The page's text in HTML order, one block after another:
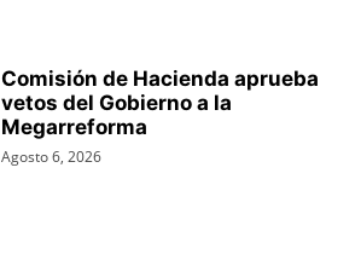
Comisión de Hacienda aprueba
vetos del Gobierno a la
Megarreforma
Agosto 6, 2026